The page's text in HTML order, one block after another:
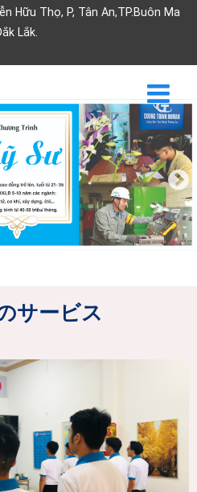
Hữu Thọ, P, Tân An,TP.Buôn Ma
Lắk.
サービス